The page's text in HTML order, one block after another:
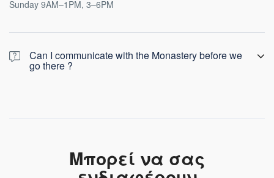
Sunday 9AM–1PM, 3–6PM
Can I communicate with the Monastery before we
go there ?
Μπορεί να σας